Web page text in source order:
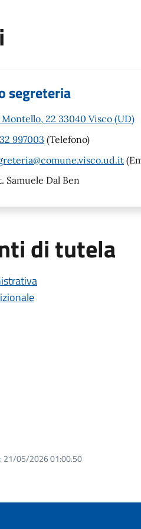
segreteria
Montello, 22 33040 Visco (UD)
997003 (Telefono)
Samuele Dal Ben
di tutela
21/05/2026 01:00.50